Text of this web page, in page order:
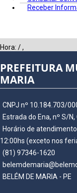
Receber
Hora: /,
PREFEITURA
MARIA
CNPJ nº 10.184.703/
Estrada do Ena, nº S/
Horário de
12:00hs (exceto nos
(81) 97346-1620
BELÉM DE MARIA - PE